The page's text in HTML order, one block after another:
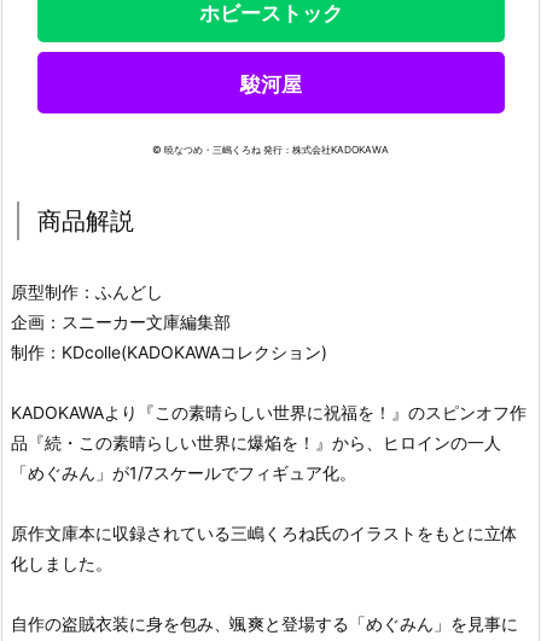
ホビーストック
駿河屋
© 暁なつめ・三嶋くろね 発行：株式会社KADOKAWA
商品解説
原型制作：ふんどし
企画：スニーカー文庫編集部
制作：KDcolle(KADOKAWAコレクション)
KADOKAWAより『この素晴らしい世界に祝福を！』のスピンオフ作
品『続・この素晴らしい世界に爆焔を！』から、ヒロインの一人
「めぐみん」が1/7スケールでフィギュア化。
原作文庫本に収録されている三嶋くろね氏のイラストをもとに立体
化しました。
自作の盗賊衣装に身を包み、颯爽と登場する「めぐみん」を見事に